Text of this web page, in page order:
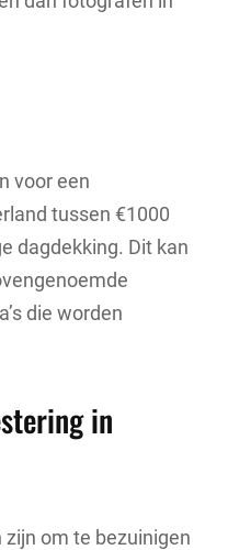
voor een
tussen €1000
dagdekking. Dit kan
die worden
in
om te bezuinigen